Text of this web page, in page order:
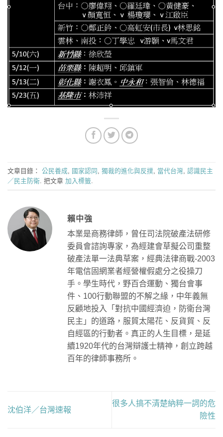
文章目錄： 公民養成 國家認同 獨裁的進化與反撲 當代台灣 認識民主
／民主防衛 . 把文章 加入標籤
賴中強
本業是商務律師，曾任司法院破產法研修
委員會諮詢專家，為經建會草擬公司重整
破產法單一法典草案，經典法律商戰-2003
年電信固網業者經營權假處分之役操刀
手。學生時代，野百合運動、獨台會事
件、100行動聯盟的不解之緣，中年義無
反顧地投入「對抗中國經濟迫，防衛台灣
民主」的道路，服貿太陽花、反貨貿、反
自經區的行動者。真正的人生目標，是延
續1920年代的台灣辯護士精神，創立跨越
百年的律師事務所。
沈伯洋／台灣速報
很多人搞不清楚納粹一詞的危
險性